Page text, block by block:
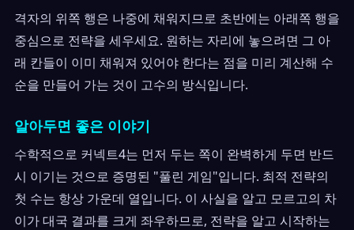
격자의 위쪽 행은 나중에 채워지므로 초반에는 아래쪽 행을
중심으로 전략을 세우세요. 원하는 자리에 놓으려면 그 아
래 칸들이 이미 채워져 있어야 한다는 점을 미리 계산해 수
순을 만들어 가는 것이 고수의 방식입니다.
알아두면 좋은 이야기
수학적으로 커넥트4는 먼저 두는 쪽이 완벽하게 두면 반드
시 이기는 것으로 증명된 "풀린 게임"입니다. 최적 전략의
첫 수는 항상 가운데 열입니다. 이 사실을 알고 모르고의 차
이가 대국 결과를 크게 좌우하므로, 전략을 알고 시작하는